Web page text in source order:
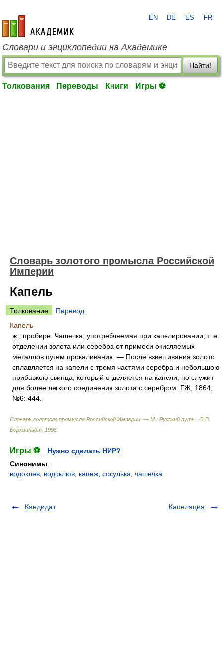
academic.ru
EN DE ES FR
Словари и энциклопедии на Академике
Найти!
Толкования Переводы Книги Игры ⚽
Словарь золотого промысла Российской
Империи
Капель
Толкование
Перевод
Капель
ж.
, пробирн. Чашечка, употребляемая при капелировании, т. е.
отделении золота или серебра от примеси окисляемых
металлов путем прокаливания. — После взвешивания золото
сплавляется на капели с тремя частями серебра и небольшою
прибавкою свинца, который отделяется на капели, но служит
для более легкого соединения золота с серебром. ГЖ, 1864,
№6: 444.
Словарь золотого промысла Российской Империи. — М.: Русский путь.
О.В.
Борхвальдт 1998
Игры ⚽
Нужно сделать НИР?
Синонимы:
водоклев водоклюв капеж сосулька чашечка
Кандидат Капеляция